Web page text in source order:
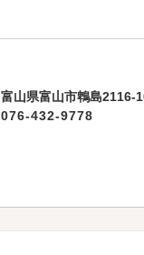
富山県富山市鵯島2116-
076-432-9778